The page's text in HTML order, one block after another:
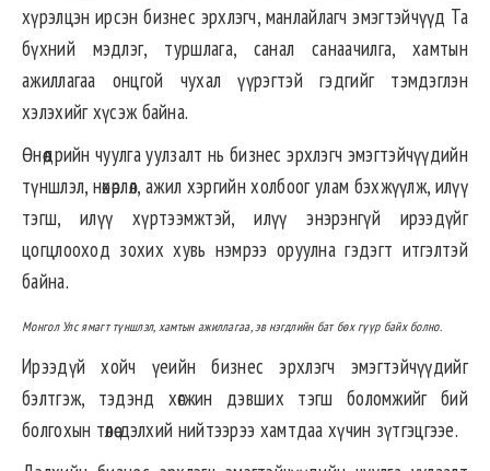
хүрэлцэн ирсэн бизнес эрхлэгч, манлайлагч эмэгтэйчүүд Та
бүхний мэдлэг, туршлага, санал санаачилга, хамтын
ажиллагаа онцгой чухал үүрэгтэй гэдгийг тэмдэглэн
хэлэхийг хүсэж байна.
Өнөөдрийн чуулга уулзалт нь бизнес эрхлэгч эмэгтэйчүүдийн
түншлэл, нөхөрлөл, ажил хэргийн холбоог улам бэхжүүлж, илүү
тэгш, илүү хүртээмжтэй, илүү энэрэнгүй ирээдүйг
цогцлооход зохих хувь нэмрээ оруулна гэдэгт итгэлтэй
байна.
Монгол Улс ямагт түншлэл, хамтын ажиллагаа, эв нэгдлийн бат бөх гүүр байх болно.
Ирээдүй хойч үеийн бизнес эрхлэгч эмэгтэйчүүдийг
бэлтгэж, тэдэнд хөгжин дэвших тэгш боломжийг бий
болгохын төлөө дэлхий нийтээрээ хамтдаа хүчин зүтгэцгээе.